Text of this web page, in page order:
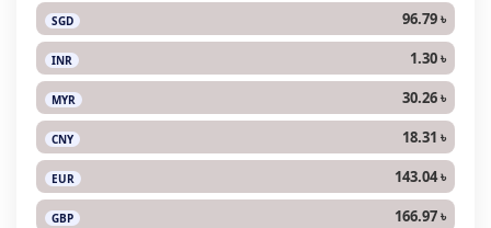
SGD 96.79 ৳
INR 1.30 ৳
MYR 30.26 ৳
CNY 18.31 ৳
EUR 143.04 ৳
GBP 166.97 ৳